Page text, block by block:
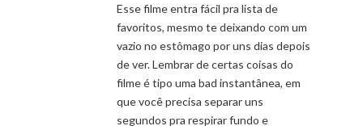
Esse filme entra fácil pra lista de
favoritos, mesmo te deixando com um
vazio no estômago por uns dias depois
de ver. Lembrar de certas coisas do
filme é tipo uma bad instantânea, em
que você precisa separar uns
segundos pra respirar fundo e